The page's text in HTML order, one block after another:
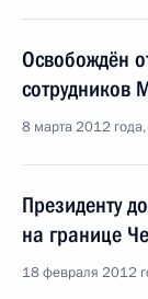
Освобождён
сотрудников
8 марта 2012
Президенту
на границе
18 февраля 2012